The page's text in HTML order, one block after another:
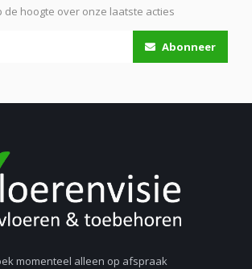
de hoogte over onze laatste acties
Abonneer
momenteel alleen op afspraak